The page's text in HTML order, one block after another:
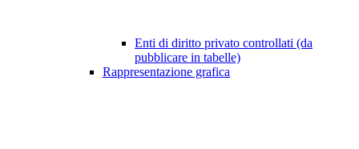
Enti di diritto privato controllati (da
pubblicare in tabelle)
Rappresentazione grafica